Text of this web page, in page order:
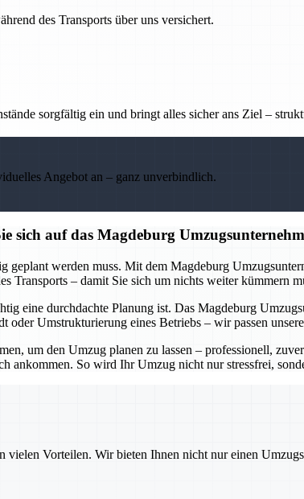
des Transports über uns versichert.
sorgfältig ein und bringt alles sicher ans Ziel –
Angebot an – ganz unverbindlich.
sich auf das Magdeburg
geplant werden muss. Mit dem Magdeburg
Transports – damit Sie sich um nichts weiter kümmern
eine durchdachte Planung ist. Das Magdeburg
oder Umstrukturierung eines Betriebs – wir passen
um den Umzug planen zu lassen – professionell,
ankommen. So wird Ihr Umzug nicht nur stressfrei,
vielen Vorteilen. Wir bieten Ihnen nicht nur einen